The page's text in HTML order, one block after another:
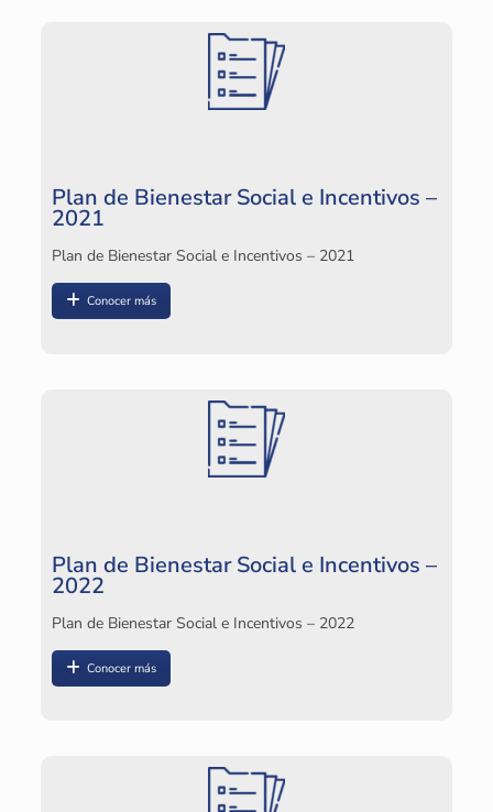
Plan de Bienestar Social e Incentivos –
2021
Plan de Bienestar Social e Incentivos – 2021
Conocer más
Plan de Bienestar Social e Incentivos –
2022
Plan de Bienestar Social e Incentivos – 2022
Conocer más